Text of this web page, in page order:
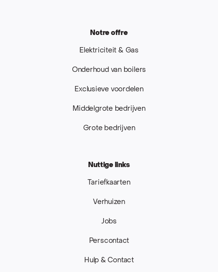
Notre offre
Elektriciteit & Gas
Onderhoud van boilers
Exclusieve voordelen
Middelgrote bedrijven
Grote bedrijven
Nuttige links
Tariefkaarten
Verhuizen
Jobs
Perscontact
Hulp & Contact